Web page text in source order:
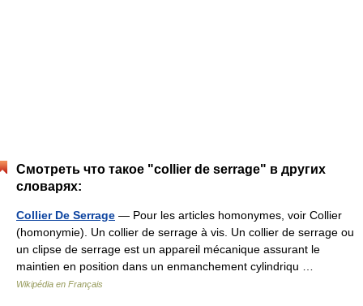
Смотреть что такое "collier de serrage" в других
словарях:
Collier De Serrage — Pour les articles homonymes, voir Collier
(homonymie). Un collier de serrage à vis. Un collier de serrage ou
un clipse de serrage est un appareil mécanique assurant le
maintien en position dans un enmanchement cylindriqu …
Wikipédia en Français